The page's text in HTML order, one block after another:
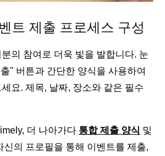
트 제출 프로세스 구성
의 참여로 더욱 빛을 발합니다. 눈
" 버튼과 간단한 양식을 사용하여
요. 제목, 날짜, 장소와 같은 필수
더 나아가다 통합 제출 양식 및
신의 프로필을 통해 이벤트를 제출,